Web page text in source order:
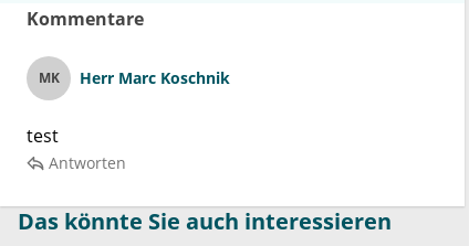
Kommentare
MK Herr Marc Koschnik
test
Antworten
Das könnte Sie auch interessieren